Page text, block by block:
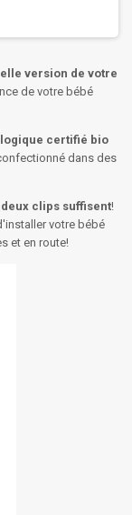
version de votre
de votre bébé
certifié bio
dans des
deux clips suffisent!
votre bébé
et en route!